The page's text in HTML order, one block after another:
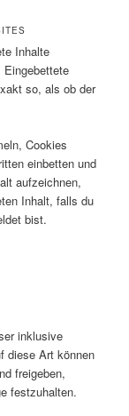
Inhalte
so, als ob der
Cookies
einbetten und
aufzeichnen,
Inhalt, falls du
bist.
inklusive
diese Art können
freigeben,
festzuhalten.